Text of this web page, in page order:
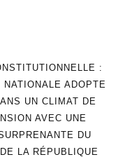
:
NATIONALE ADOPTE
UN CLIMAT DE
AVEC UNE
DU
LA RÉPUBLIQUE